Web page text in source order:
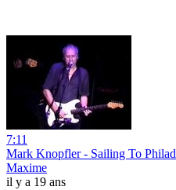
7:11
Mark Knopfler - Sailing To
Maxime
il y a 19 ans